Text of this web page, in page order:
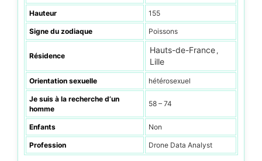
Hauteur 155
Signe du zodiaque Poissons
Résidence
Hauts-de-France ,
Lille
Orientation sexuelle hétérosexuel
Je suis à la recherche d’un
homme
58 – 74
Enfants Non
Profession Drone Data Analyst